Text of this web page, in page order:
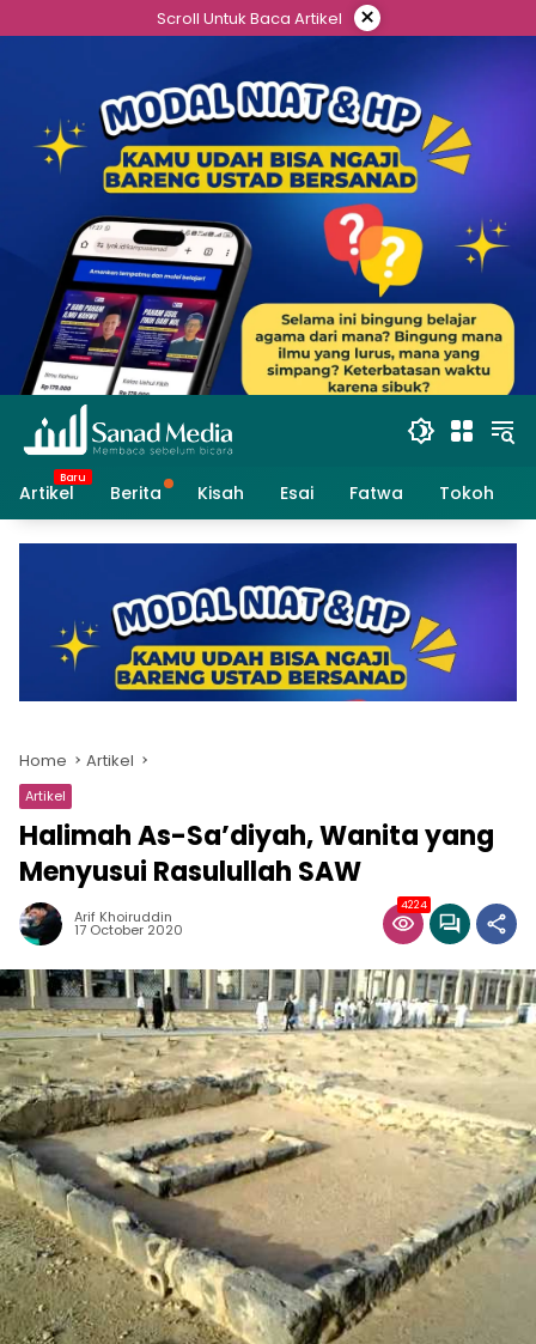
to
Scroll Untuk Baca Artikel ×
Artikel Berita Kisah Esai Fatwa Tokoh
Home Artikel
Artikel
Halimah As-Sa’diyah, Wanita yang
Menyusui Rasulullah SAW
Arif Khoiruddin
17 October 2020
4224